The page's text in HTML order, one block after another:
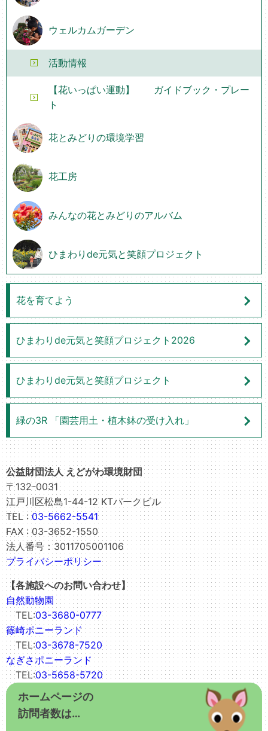
ウェルカムガーデン
活動情報
【花いっぱい運動】 ガイドブック・プレー
ト
花とみどりの環境学習
花工房
みんなの花とみどりのアルバム
ひまわりde元気と笑顔プロジェクト
花を育てよう
ひまわりde元気と笑顔プロジェクト2026
ひまわりde元気と笑顔プロジェクト
緑の3R 「園芸用土・植木鉢の受け入れ」
公益財団法人 えどがわ環境財団
〒132-0031
江戸川区松島1-44-12 KTパークビル
TEL :03-5662-5541
FAX : 03-3652-1550
法人番号：3011705001106
プライバシーポリシー
【各施設へのお問い合わせ】
自然動物園
TEL:03-3680-0777
篠崎ポニーランド
TEL:03-3678-7520
なぎさポニーランド
TEL:03-5658-5720
ホームページの
訪問者数は…